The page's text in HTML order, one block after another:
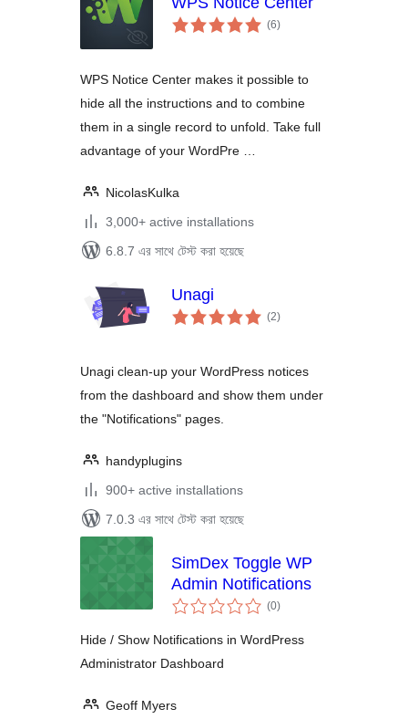
(6total
ratings
)
WPS Notice Center makes it possible to
hide all the instructions and to combine
them in a single record to unfold. Take full
advantage of your WordPre …
NicolasKulka
3,000+ active installations
6.8.7 এর সাথে টেস্ট করা হয়েছে
Unagi
(2total
ratings
)
Unagi clean-up your WordPress notices
from the dashboard and show them under
the "Notifications" pages.
handyplugins
900+ active installations
7.0.3 এর সাথে টেস্ট করা হয়েছে
SimDex Toggle WP
Admin Notifications
(0total
ratings
)
Hide / Show Notifications in WordPress
Administrator Dashboard
Geoff Myers